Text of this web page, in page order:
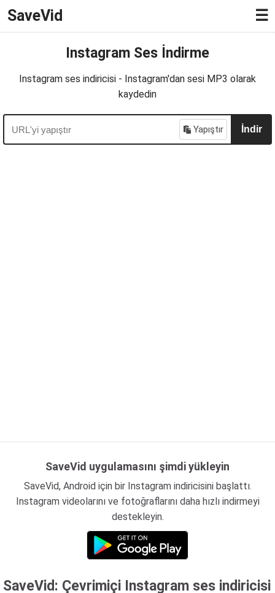
SaveVid ☰
Instagram Ses İndirme
Instagram ses indiricisi - Instagram'dan sesi MP3 olarak
kaydedin
Yapıştır İndir
SaveVid uygulamasını şimdi yükleyin
SaveVid, Android için bir Instagram indiricisini başlattı.
Instagram videolarını ve fotoğraflarını daha hızlı indirmeyi
destekleyin.
SaveVid: Çevrimiçi Instagram ses indiricisi